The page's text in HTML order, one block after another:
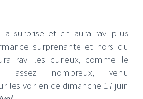
la surprise et en aura ravi plus
surprenante et hors du
ravi les curieux, comme le
assez nombreux, venu
les voir en ce dimanche 17 juin